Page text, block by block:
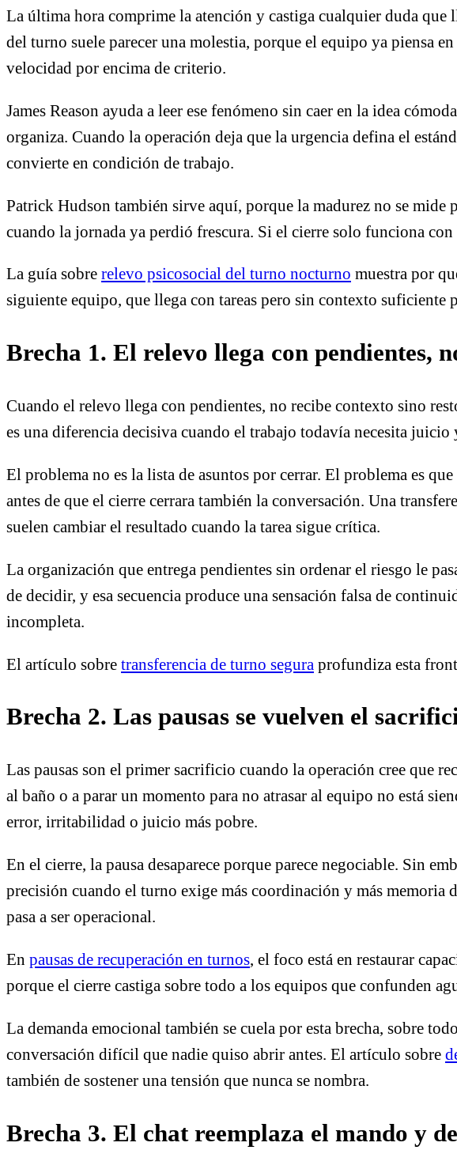
La última hora comprime la atención y castiga cualquier duda
del turno suele parecer una molestia, porque el equipo ya piensa
velocidad por encima de criterio.
James Reason ayuda a leer ese fenómeno sin caer en la idea
organiza. Cuando la operación deja que la urgencia defina el
convierte en condición de trabajo.
Patrick Hudson también sirve aquí, porque la madurez no se
cuando la jornada ya perdió frescura. Si el cierre solo funciona
La guía sobre relevo psicosocial del turno nocturno muestra por
siguiente equipo, que llega con tareas pero sin contexto suficiente
Brecha 1. El relevo llega con pendientes,
Cuando el relevo llega con pendientes, no recibe contexto sino
es una diferencia decisiva cuando el trabajo todavía necesita
El problema no es la lista de asuntos por cerrar. El problema es
antes de que el cierre cerrara también la conversación. Una
suelen cambiar el resultado cuando la tarea sigue crítica.
La organización que entrega pendientes sin ordenar el riesgo le
de decidir, y esa secuencia produce una sensación falsa de
incompleta.
El artículo sobre transferencia de turno segura profundiza esta
Brecha 2. Las pausas se vuelven el
Las pausas son el primer sacrificio cuando la operación cree que
al baño o a parar un momento para no atrasar al equipo no está
error, irritabilidad o juicio más pobre.
En el cierre, la pausa desaparece porque parece negociable. Sin
precisión cuando el turno exige más coordinación y más memoria
pasa a ser operacional.
En pausas de recuperación en turnos, el foco está en restaurar
porque el cierre castiga sobre todo a los equipos que confunden
La demanda emocional también se cuela por esta brecha, sobre
conversación difícil que nadie quiso abrir antes. El artículo sobre
también de sostener una tensión que nunca se nombra.
Brecha 3. El chat reemplaza el mando y